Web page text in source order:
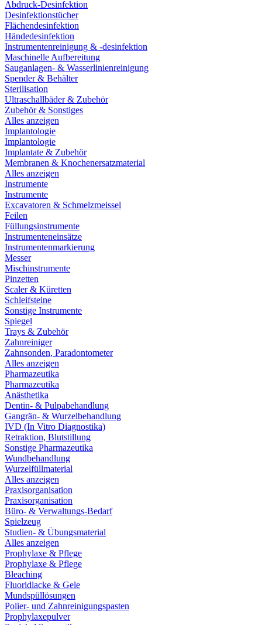
Abdruck-Desinfektion
Desinfektionstücher
Flächendesinfektion
Händedesinfektion
Instrumentenreinigung & -desinfektion
Maschinelle Aufbereitung
Sauganlagen- & Wasserlinienreinigung
Spender & Behälter
Sterilisation
Ultraschallbäder & Zubehör
Zubehör & Sonstiges
Alles anzeigen
Implantologie
Implantologie
Implantate & Zubehör
Membranen & Knochenersatzmaterial
Alles anzeigen
Instrumente
Instrumente
Excavatoren & Schmelzmeissel
Feilen
Füllungsinstrumente
Instrumenteneinsätze
Instrumentenmarkierung
Messer
Mischinstrumente
Pinzetten
Scaler & Küretten
Schleifsteine
Sonstige Instrumente
Spiegel
Trays & Zubehör
Zahnreiniger
Zahnsonden, Paradontometer
Alles anzeigen
Pharmazeutika
Pharmazeutika
Anästhetika
Dentin- & Pulpabehandlung
Gangrän- & Wurzelbehandlung
IVD (In Vitro Diagnostika)
Retraktion, Blutstillung
Sonstige Pharmazeutika
Wundbehandlung
Wurzelfüllmaterial
Alles anzeigen
Praxisorganisation
Praxisorganisation
Büro- & Verwaltungs-Bedarf
Spielzeug
Studien- & Übungsmaterial
Alles anzeigen
Prophylaxe & Pflege
Prophylaxe & Pflege
Bleaching
Fluoridlacke & Gele
Mundspüllösungen
Polier- und Zahnreinigungspasten
Prophylaxepulver